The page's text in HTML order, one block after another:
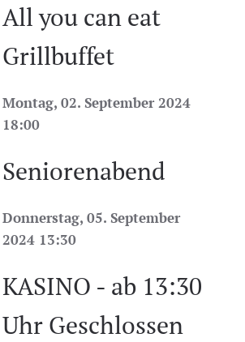
All you can eat
Grillbuffet
Montag, 02. September 2024
18:00
Seniorenabend
Donnerstag, 05. September
2024 13:30
KASINO - ab 13:30
Uhr Geschlossen